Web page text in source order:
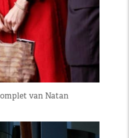
van Natan